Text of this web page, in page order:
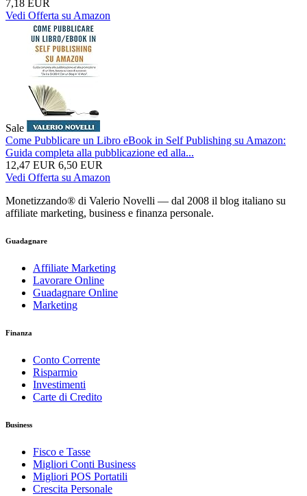
7,18 EUR
Vedi Offerta su Amazon
Sale
Come Pubblicare un Libro eBook in Self Publishing su Amazon:
Guida completa alla pubblicazione ed alla...
12,47 EUR 6,50 EUR
Vedi Offerta su Amazon
Monetizzando® di Valerio Novelli — dal 2008 il blog italiano su
affiliate marketing, business e finanza personale.
Guadagnare
Affiliate Marketing
Lavorare Online
Guadagnare Online
Marketing
Finanza
Conto Corrente
Risparmio
Investimenti
Carte di Credito
Business
Fisco e Tasse
Migliori Conti Business
Migliori POS Portatili
Crescita Personale